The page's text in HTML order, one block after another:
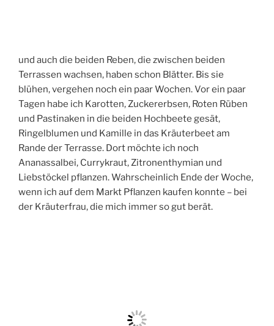
und auch die beiden Reben, die zwischen beiden
Terrassen wachsen, haben schon Blätter. Bis sie
blühen, vergehen noch ein paar Wochen. Vor ein paar
Tagen habe ich Karotten, Zuckererbsen, Roten Rüben
und Pastinaken in die beiden Hochbeete gesät,
Ringelblumen und Kamille in das Kräuterbeet am
Rande der Terrasse. Dort möchte ich noch
Ananassalbei, Currykraut, Zitronenthymian und
Liebstöckel pflanzen. Wahrscheinlich Ende der Woche,
wenn ich auf dem Markt Pflanzen kaufen konnte – bei
der Kräuterfrau, die mich immer so gut berät.